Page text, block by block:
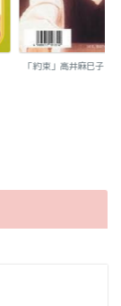
「約束」高井麻巳子